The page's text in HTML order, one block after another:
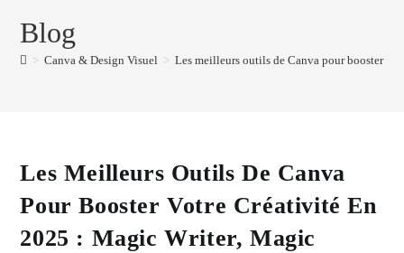
Blog
> Canva & Design Visuel > Les meilleurs outils de Canva pour booster
Les Meilleurs Outils De Canva
Pour Booster Votre Créativité En
2025 : Magic Writer, Magic